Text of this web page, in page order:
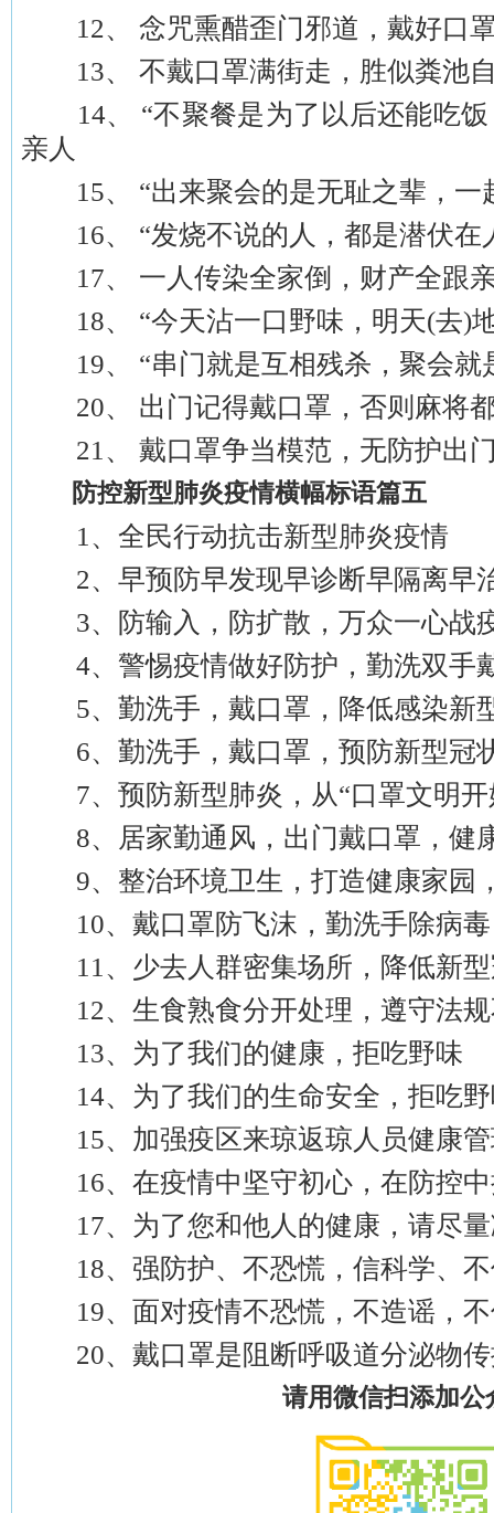
12、 念咒熏醋歪门邪道，戴好口
13、 不戴口罩满街走，胜似粪池
14、 “不聚餐是为了以后还能吃饭
亲人
15、 “出来聚会的是无耻之辈，一
16、 “发烧不说的人，都是潜伏在
17、 一人传染全家倒，财产全跟
18、 “今天沾一口野味，明天(去)
19、 “串门就是互相残杀，聚会就
20、 出门记得戴口罩，否则麻将
21、 戴口罩争当模范，无防护出
防控新型肺炎疫情横幅标语篇五
1、全民行动抗击新型肺炎疫情
2、早预防早发现早诊断早隔离早
3、防输入，防扩散，万众一心战
4、警惕疫情做好防护，勤洗双手
5、勤洗手，戴口罩，降低感染新
6、勤洗手，戴口罩，预防新型冠
7、预防新型肺炎，从“口罩文明开
8、居家勤通风，出门戴口罩，健
9、整治环境卫生，打造健康家园
10、戴口罩防飞沫，勤洗手除病毒
11、少去人群密集场所，降低新型
12、生食熟食分开处理，遵守法规
13、为了我们的健康，拒吃野味
14、为了我们的生命安全，拒吃野
15、加强疫区来琼返琼人员健康管
16、在疫情中坚守初心，在防控中
17、为了您和他人的健康，请尽量
18、强防护、不恐慌，信科学、不
19、面对疫情不恐慌，不造谣，不
20、戴口罩是阻断呼吸道分泌物传
请用微信扫添加公